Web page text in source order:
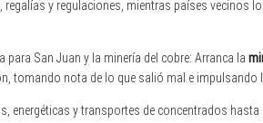
y regulaciones, mientras países vecinos
San Juan y la minería del cobre: Arranca la
tomando nota de lo que salió mal e impulsando
energéticas y transportes de concentrados